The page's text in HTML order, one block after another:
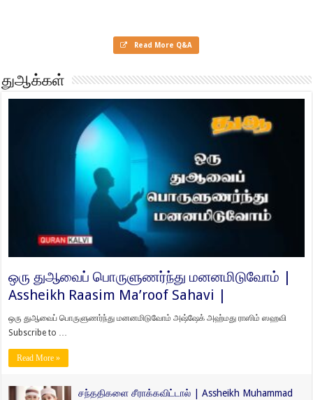
Read More Q&A
துஆக்கள்
ஒரு துஆவைப் பொருளுணர்ந்து மனனமிடுவோம் |
Assheikh Raasim Ma’roof Sahavi |
ஒரு துஆவைப் பொருளுணர்ந்து மனனமிடுவோம் அஷ்ஷேக் அஹ்மது ராஸிம் ஸஹவி
Subscribe to …
Read More »
சந்ததிகளை சீராக்கவிட்டால் | Assheikh Muhammad